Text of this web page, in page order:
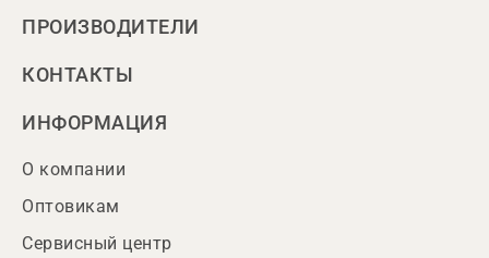
ПРОИЗВОДИТЕЛИ
КОНТАКТЫ
ИНФОРМАЦИЯ
О компании
Оптовикам
Сервисный центр